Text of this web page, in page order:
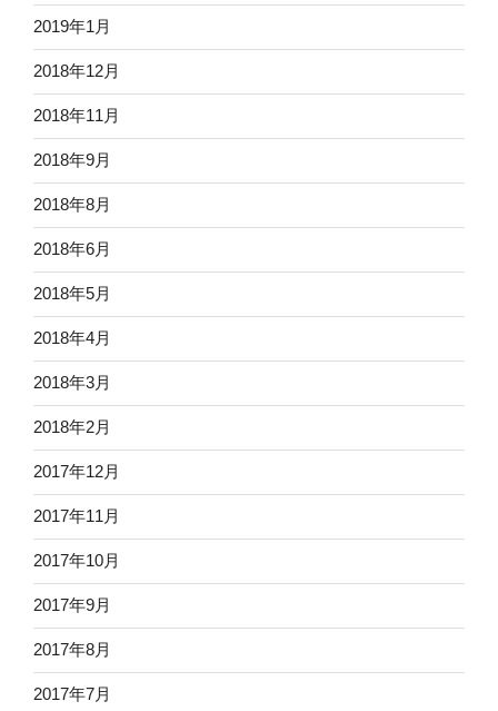
2019年1月
2018年12月
2018年11月
2018年9月
2018年8月
2018年6月
2018年5月
2018年4月
2018年3月
2018年2月
2017年12月
2017年11月
2017年10月
2017年9月
2017年8月
2017年7月